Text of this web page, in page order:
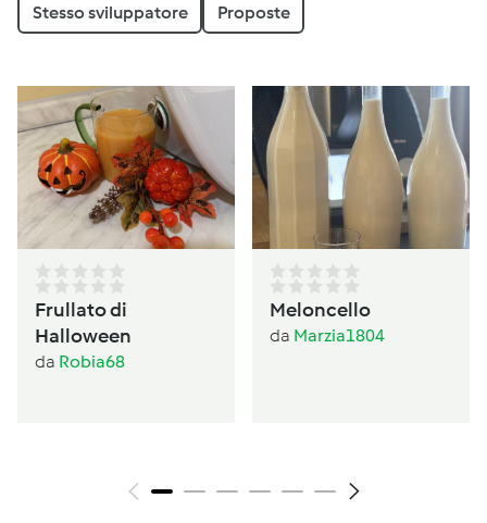
Stesso sviluppatore Proposte
Frullato di
Halloween
da Robia68
Meloncello
da Marzia1804